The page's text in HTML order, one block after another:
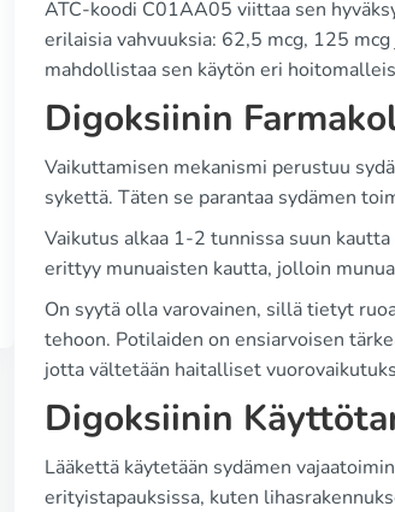
ATC-koodi C01AA05 viittaa sen
erilaisia vahvuuksia: 62,5 mcg, 125
mahdollistaa sen käytön eri
Digoksiinin
Vaikuttamisen mekanismi perustuu
sykettä. Täten se parantaa sydämen
Vaikutus alkaa 1-2 tunnissa suun
erittyy munuaisten kautta, jolloin
On syytä olla varovainen, sillä tietyt
tehoon. Potilaiden on ensiarvoisen
jotta vältetään haitalliset
Digoksiinin
Lääkettä käytetään sydämen
erityistapauksissa, kuten